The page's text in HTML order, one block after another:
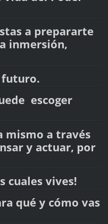
a prepararte
inmersión,
escoger
mismo a través
y actuar, por
cuales vives!
qué y cómo vas